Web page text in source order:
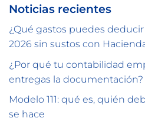
Noticias recientes
¿Qué gastos puedes
2026 sin sustos con
¿Por qué tu contabilidad
entregas la documentación?
Modelo 111: qué es, quién
se hace